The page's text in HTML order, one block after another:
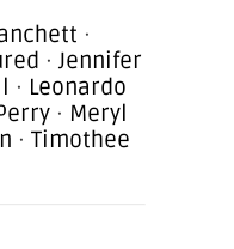
·
· Jennifer
· Leonardo
· Meryl
· Timothee